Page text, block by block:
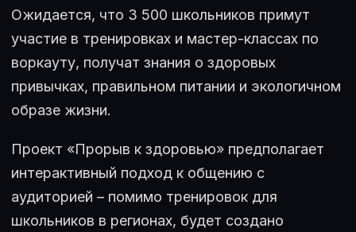
Ожидается, что 3 500 школьников примут
участие в тренировках и мастер-классах по
воркауту, получат знания о здоровых
привычках, правильном питании и экологичном
образе жизни.
Проект «Прорыв к здоровью» предполагает
интерактивный подход к общению с
аудиторией – помимо тренировок для
школьников в регионах, будет создано